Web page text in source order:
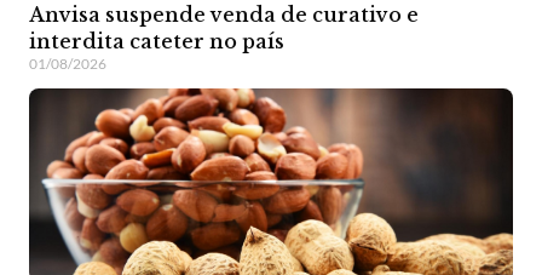
Anvisa suspende venda de curativo e
interdita cateter no país
01/08/2026